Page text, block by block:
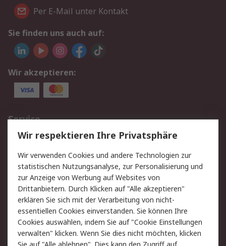
Per E-Mail unter Kontakt
Sie finden uns auch auf:
Wir akzeptieren:
Service
Value Added Services
Lieferlösungen
Rücksendungen
Kontakt
Hilfe
Rechtliches
AGB
Datenschutz
Cookie-Richtlinie
Zahlungsbedingungen
Copyright/Impressum
Wir respektieren Ihre Privatsphäre
Wir verwenden Cookies und andere Technologien zur
statistischen Nutzungsanalyse, zur Personalisierung und
zur Anzeige von Werbung auf Websites von
Drittanbietern. Durch Klicken auf "Alle akzeptieren"
erklären Sie sich mit der Verarbeitung von nicht-
essentiellen Cookies einverstanden. Sie können Ihre
Cookies auswählen, indem Sie auf "Cookie Einstellungen
verwalten" klicken. Wenn Sie dies nicht möchten, klicken